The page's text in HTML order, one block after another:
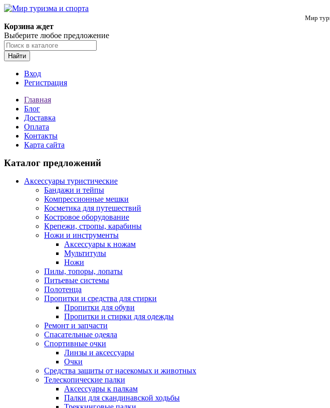
Мир
Корзина ждет
Выберите любое предложение
Найти
Вход
Регистрация
Главная
Блог
Доставка
Оплата
Контакты
Карта сайта
Каталог предложений
Аксессуары туристические
Бандажи и тейпы
Компрессионные мешки
Косметика для путешествий
Костровое оборудование
Крепежи, стропы, карабины
Ножи и инструменты
Аксессуары к ножам
Мультитулы
Ножи
Пилы, топоры, лопаты
Питьевые системы
Полотенца
Пропитки и средства для стирки
Пропитки для обуви
Пропитки и стирки для одежды
Ремонт и запчасти
Спасательные одеяла
Спортивные очки
Линзы и аксессуары
Очки
Средства защиты от насекомых и животных
Телескопические палки
Аксессуары к палкам
Палки для скандинавской ходьбы